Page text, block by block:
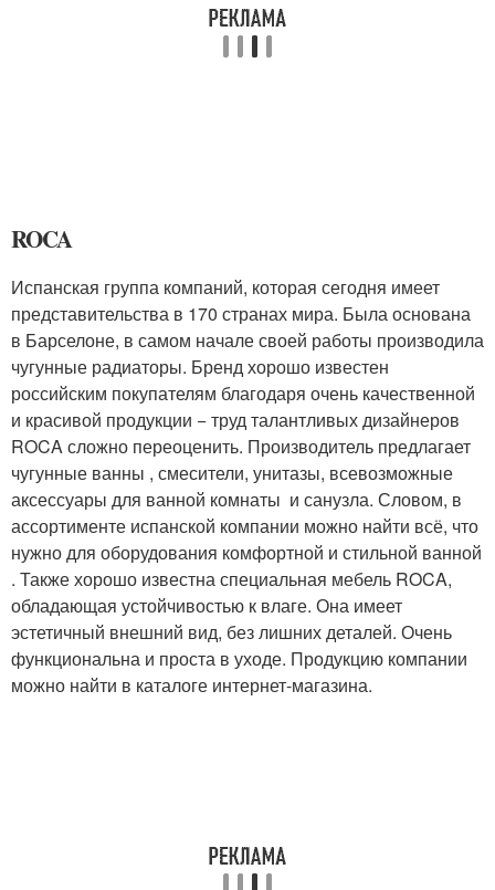
ROCA
Испанская группа компаний, которая сегодня имеет
представительства в 170 странах мира. Была основана
в Барселоне, в самом начале своей работы производила
чугунные радиаторы. Бренд хорошо известен
российским покупателям благодаря очень качественной
и красивой продукции − труд талантливых дизайнеров
ROCA сложно переоценить. Производитель предлагает
чугунные ванны , смесители, унитазы, всевозможные
аксессуары для ванной комнаты и санузла. Словом, в
ассортименте испанской компании можно найти всё, что
нужно для оборудования комфортной и стильной ванной
. Также хорошо известна специальная мебель ROCA,
обладающая устойчивостью к влаге. Она имеет
эстетичный внешний вид, без лишних деталей. Очень
функциональна и проста в уходе. Продукцию компании
можно найти в каталоге интернет-магазина.